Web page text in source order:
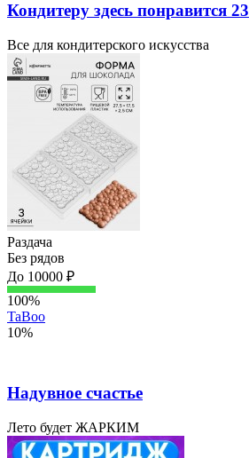
Кондитеру здесь понравится 23
Все для кондитерского искусства
Раздача
Без рядов
До 10000 ₽
100%
TaBoo
10%
Надувное счастье
Лето будет ЖАРКИМ